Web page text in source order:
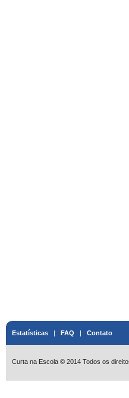
Estatísticas | FAQ | Contato
Curta na Escola © 2014 Todos os